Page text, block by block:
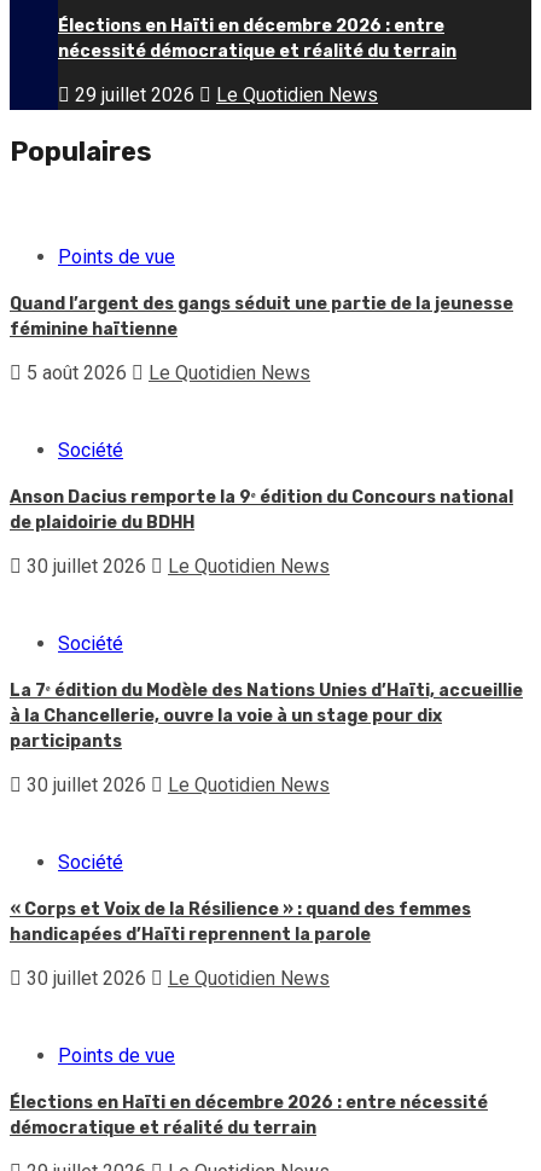
Élections en Haïti en décembre 2026 : entre
nécessité démocratique et réalité du terrain
29 juillet 2026 Le Quotidien News
Populaires
Points de vue
Quand l’argent des gangs séduit une partie de la jeunesse
féminine haïtienne
5 août 2026 Le Quotidien News
Société
Anson Dacius remporte la 9ᵉ édition du Concours national
de plaidoirie du BDHH
30 juillet 2026 Le Quotidien News
Société
La 7ᵉ édition du Modèle des Nations Unies d’Haïti, accueillie
à la Chancellerie, ouvre la voie à un stage pour dix
participants
30 juillet 2026 Le Quotidien News
Société
« Corps et Voix de la Résilience » : quand des femmes
handicapées d’Haïti reprennent la parole
30 juillet 2026 Le Quotidien News
Points de vue
Élections en Haïti en décembre 2026 : entre nécessité
démocratique et réalité du terrain